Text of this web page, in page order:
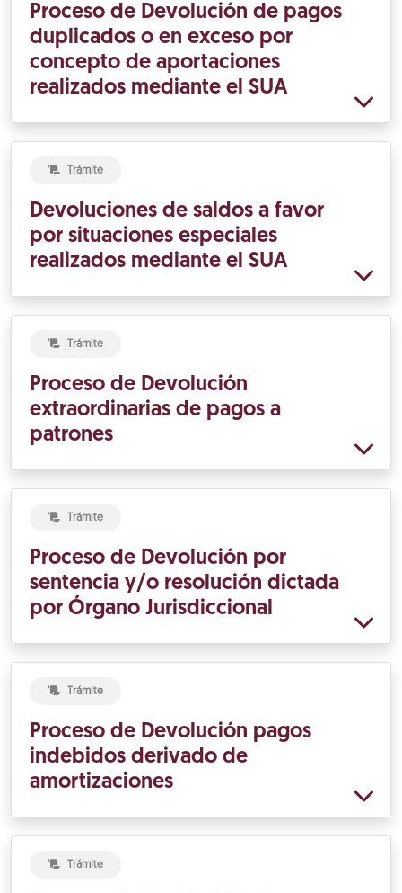
Proceso de Devolución de pagos
duplicados o en exceso por
concepto de aportaciones
realizados mediante el SUA
Trámite
Devoluciones de saldos a favor
por situaciones especiales
realizados mediante el SUA
Trámite
Proceso de Devolución
extraordinarias de pagos a
patrones
Trámite
Proceso de Devolución por
sentencia y/o resolución dictada
por Órgano Jurisdiccional
Trámite
Proceso de Devolución pagos
indebidos derivado de
amortizaciones
Trámite